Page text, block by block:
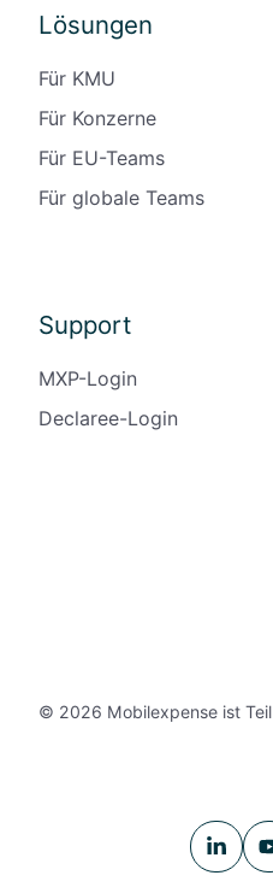
Lösungen
Für KMU
Für Konzerne
Für EU-Teams
Für globale Teams
Support
MXP-Login
Declaree-Login
© 2026 Mobilexpense ist